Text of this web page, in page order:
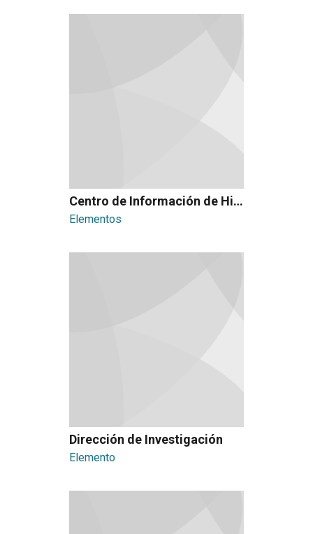
Centro de Información de Historia Regional y Hacienda San Pedro
Elementos
Dirección de Investigación
Elemento